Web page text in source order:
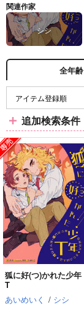
関連作家
シシ
全年齢
追加検索条件
狐に好(つ)かれた少年
T
あいめいく / シシ